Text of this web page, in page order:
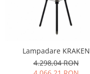
Lampadare KRAKEN
4.298,04 RON